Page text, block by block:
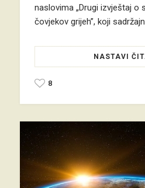
naslovima „Drugi izvještaj o
čovjekov grijeh”, koji
NASTAVI
8